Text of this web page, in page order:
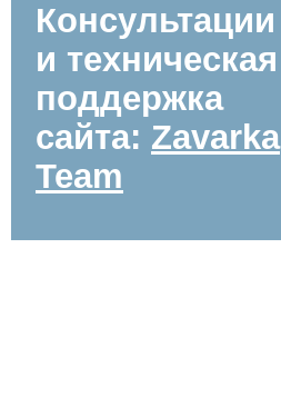
Консультации
и техническая
поддержка
сайта: Zavarka
Team